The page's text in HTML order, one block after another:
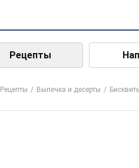
Рецепты
Рецепты Выпечка и десерты